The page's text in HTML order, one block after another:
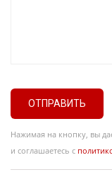
ОТПРАВИТЬ
Нажимая на кнопку, вы
и соглашаетесь с